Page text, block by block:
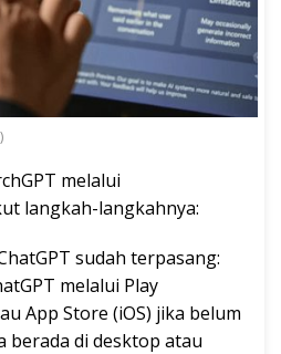
melalui
langkah-langkahnya:
sudah terpasang:
melalui Play
App Store (iOS) jika belum
berada di desktop atau